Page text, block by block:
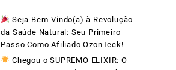
Seja Bem-Vindo(a) à Revolução
da Saúde Natural: Seu Primeiro
Passo Como Afiliado OzonTeck!
Chegou o SUPREMO ELIXIR: O